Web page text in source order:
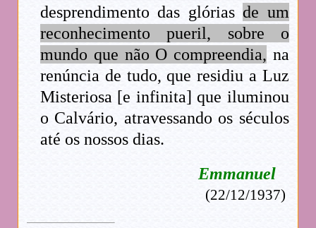
desprendimento das glórias de um
reconhecimento pueril, sobre o
mundo que não O compreendia, na
renúncia de tudo, que residiu a Luz
Misteriosa [e infinita] que iluminou
o Calvário, atravessando os séculos
até os nossos dias.
Emmanuel
(22/12/1937)